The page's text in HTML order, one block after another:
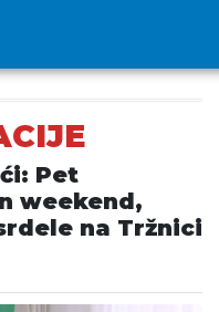
Pet
weekend,
na Tržnici